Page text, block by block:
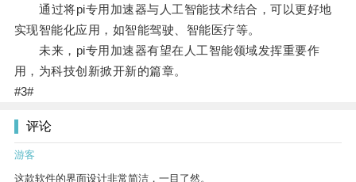
通过将pi专用加速器与人工智能技术结合，可以更好地
实现智能化应用，如智能驾驶、智能医疗等。
未来，pi专用加速器有望在人工智能领域发挥重要作
用，为科技创新掀开新的篇章。
#3#
评论
游客
这款软件的界面设计非常简洁，一目了然。